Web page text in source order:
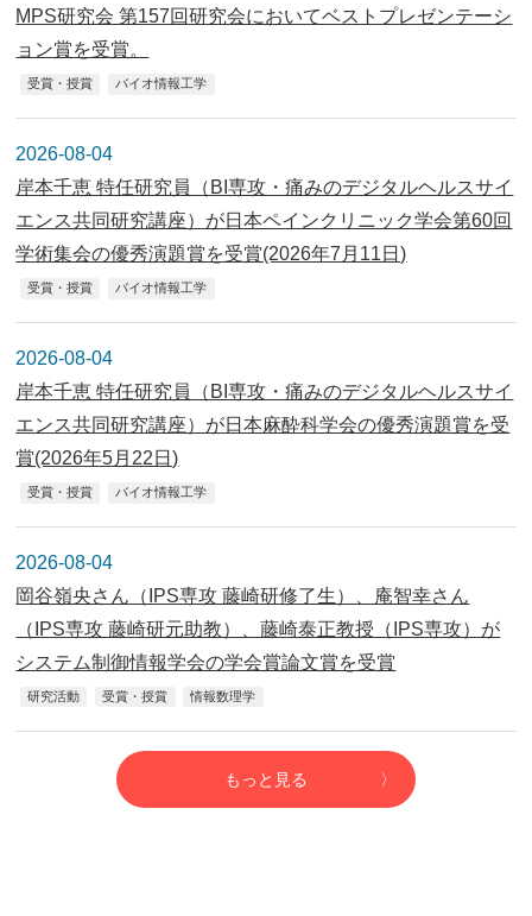
MPS研究会 第157回研究会においてベストプレゼンテーシ
ョン賞を受賞。
受賞・授賞 バイオ情報工学
2026-08-04
岸本千恵 特任研究員（BI専攻・痛みのデジタルヘルスサイ
エンス共同研究講座）が日本ペインクリニック学会第60回
学術集会の優秀演題賞を受賞(2026年7月11日)
受賞・授賞 バイオ情報工学
2026-08-04
岸本千恵 特任研究員（BI専攻・痛みのデジタルヘルスサイ
エンス共同研究講座）が日本麻酔科学会の優秀演題賞を受
賞(2026年5月22日)
受賞・授賞 バイオ情報工学
2026-08-04
岡谷嶺央さん（IPS専攻 藤崎研修了生）、庵智幸さん
（IPS専攻 藤崎研元助教）、藤崎泰正教授（IPS専攻）が
システム制御情報学会の学会賞論文賞を受賞
研究活動 受賞・授賞 情報数理学
もっと見る